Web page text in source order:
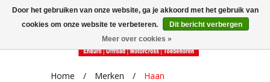
Home / Merken / Haan
Door het gebruiken van onze website, ga je akkoord met het gebruik van
cookies om onze website te verbeteren.
Dit bericht verbergen
Meer over cookies »